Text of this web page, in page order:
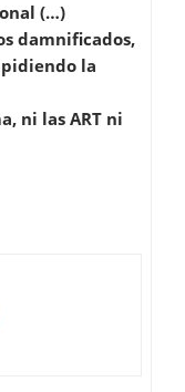
(…)
damnificados,
la
ni las ART ni